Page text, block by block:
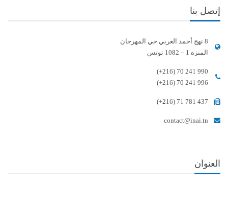
إتصل بنا
8 نهج أحمد الغربي حي المهرجان
المنزه 1 – 1082 تونس
(+216) 70 241 990
(+216) 70 241 996
(+216) 71 781 437
contact@inai.tn
العنوان